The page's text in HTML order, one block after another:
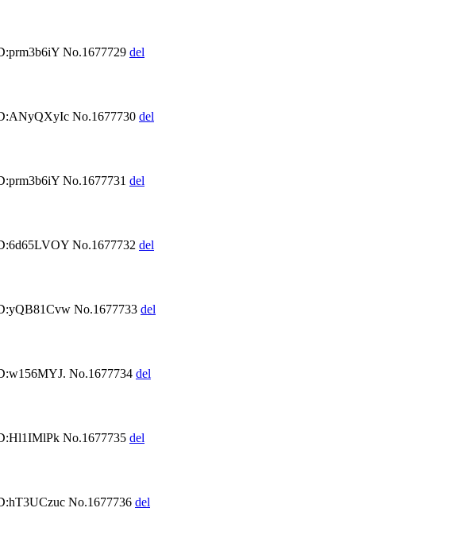
No.1677729 del
No.1677730 del
No.1677731 del
No.1677732 del
No.1677733 del
No.1677734 del
No.1677735 del
No.1677736 del